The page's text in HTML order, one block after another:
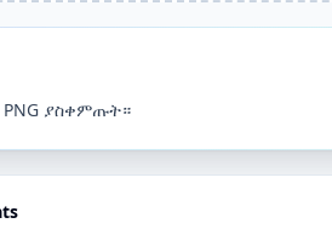
PNG ያስቀምጡት።